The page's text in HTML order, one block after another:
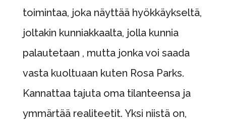
toimintaa, joka näyttää hyökkäykseltä,
joltakin kunniakkaalta, jolla kunnia
palautetaan , mutta jonka voi saada
vasta kuoltuaan kuten Rosa Parks.
Kannattaa tajuta oma tilanteensa ja
ymmärtää realiteetit. Yksi niistä on,